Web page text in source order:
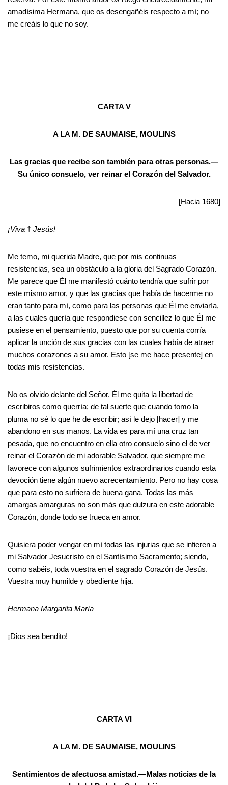
amadísima Hermana, que os desengañéis respecto a mí; no
me creáis lo que no soy.
CARTA V
A LA M. DE SAUMAISE, MOULINS
Las gracias que recibe son también para otras personas.—
Su único consuelo, ver reinar el Corazón del Salvador.
[Hacia 1680]
¡Viva † Jesús!
Me temo, mi querida Madre, que por mis continuas
resistencias, sea un obstáculo a la gloria del Sagrado Corazón.
Me parece que Él me manifestó cuánto tendría que sufrir por
este mismo amor, y que las gracias que había de hacerme no
eran tanto para mí, como para las personas que Él me enviaría,
a las cuales quería que respondiese con sencillez lo que Él me
pusiese en el pensamiento, puesto que por su cuenta corría
aplicar la unción de sus gracias con las cuales había de atraer
muchos corazones a su amor. Esto [se me hace presente] en
todas mis resistencias.
No os olvido delante del Señor. Él me quita la libertad de
escribiros como querría; de tal suerte que cuando tomo la
pluma no sé lo que he de escribir; así le dejo [hacer] y me
abandono en sus manos. La vida es para mí una cruz tan
pesada, que no encuentro en ella otro consuelo sino el de ver
reinar el Corazón de mi adorable Salvador, que siempre me
favorece con algunos sufrimientos extraordinarios cuando esta
devoción tiene algún nuevo acrecentamiento. Pero no hay cosa
que para esto no sufriera de buena gana. Todas las más
amargas amarguras no son más que dulzura en este adorable
Corazón, donde todo se trueca en amor.
Quisiera poder vengar en mí todas las injurias que se infieren a
mi Salvador Jesucristo en el Santísimo Sacramento; siendo,
como sabéis, toda vuestra en el sagrado Corazón de Jesús.
Vuestra muy humilde y obediente hija.
Hermana Margarita María
¡Dios sea bendito!
CARTA VI
A LA M. DE SAUMAISE, MOULINS
Sentimientos de afectuosa amistad.—Malas noticias de la